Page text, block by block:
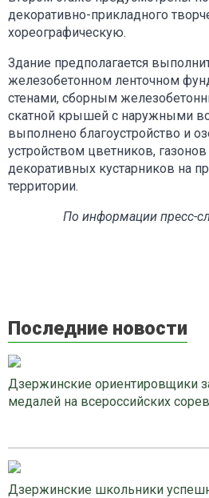
декоративно-прикладного
хореографическую.
Здание предполагается
железобетонном ленточном
стенами, сборным
скатной крышей с наружными
выполнено благоустройство и
устройством цветников,
декоративных кустарников на
территории.
По информации пресс-
Последние новости
Дзержинские ориентировщики
медалей на всероссийских
Дзержинские школьники